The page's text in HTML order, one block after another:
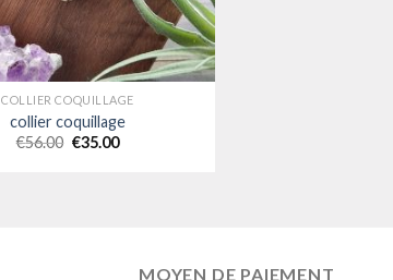
COLLIER COQUILLAGE
collier coquillage
€56.00 €35.00
MOYEN DE PAIEMENT